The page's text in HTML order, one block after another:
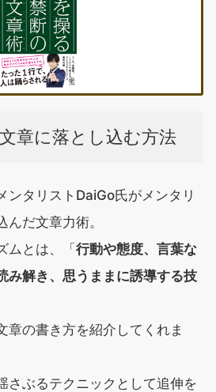
章に落とし込む方法
ンタリストDaiGo氏がメンタリ
んだ文章力術。
ムとは、「行動や態度、言葉な
み解き、思うままに誘導する技
章の書き方を紹介してくれま
さぶるテクニックとして追伸を